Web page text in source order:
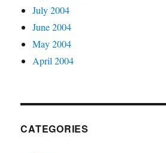
July 2004
June 2004
May 2004
April 2004
CATEGORIES